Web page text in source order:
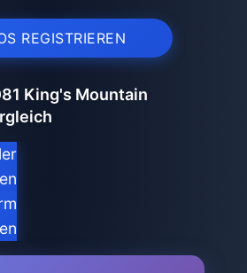
REGISTRIEREN
King's Mountain